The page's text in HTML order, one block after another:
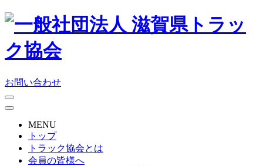
お問い合わせ
MENU
トップ
トラック協会とは
会員の皆様へ